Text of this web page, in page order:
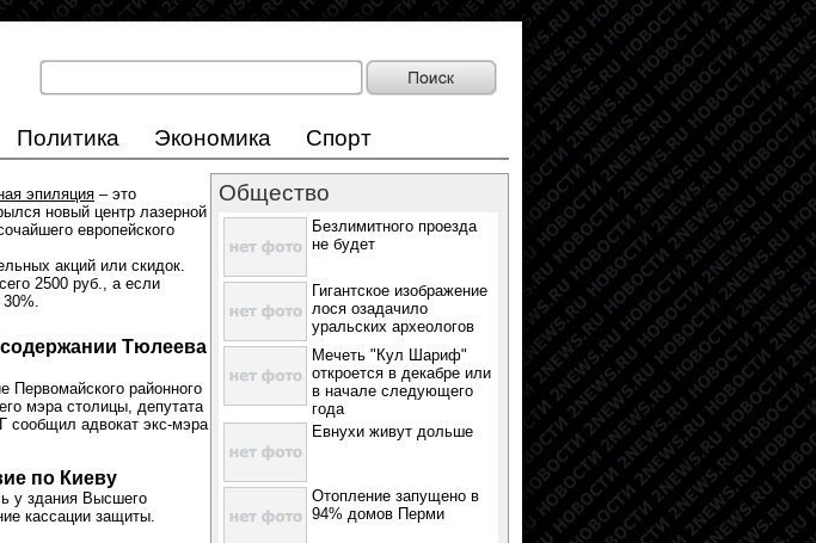
Политика Экономика
Спорт
эпиляция – это
новый центр лазерной
европейского
акций или скидок.
2500 руб., а если
30%.
Тюлеева
районного
мэра столицы, депутата
адвокат экс-мэра
по Киеву
у здания Высшего
кассации защиты.
Общество
Безлимитного проезда
не будет
Гигантское изображение
лося озадачило
уральских археологов
Мечеть "Кул Шариф"
откроется в декабре или
в начале следующего
года
Евнухи живут дольше
Отопление запущено в
94% домов Перми